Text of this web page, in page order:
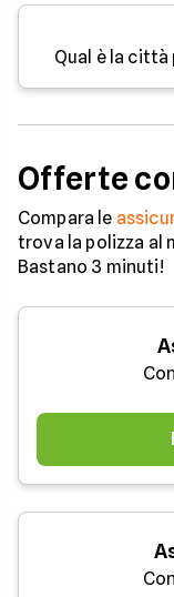
Qual è la città
Offerte
Compara le
trova la polizza al
Bastano 3 minuti!